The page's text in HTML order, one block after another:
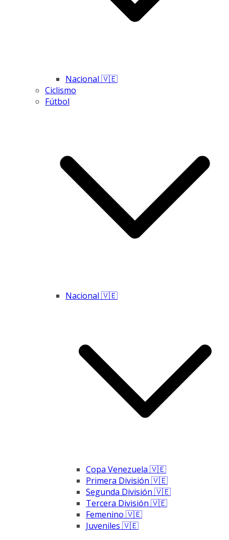
Nacional 🇻🇪
Ciclismo
Fútbol
Nacional 🇻🇪
Copa Venezuela 🇻🇪
Primera División 🇻🇪
Segunda División 🇻🇪
Tercera División 🇻🇪
Femenino 🇻🇪
Juveniles 🇻🇪